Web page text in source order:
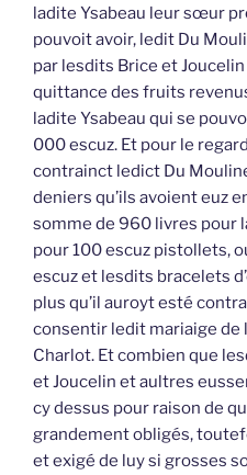
ladite Ysabeau leur sœur
pouvoit avoir, ledit Du
par lesdits Brice et
quittance des fruits
ladite Ysabeau qui se
000 escuz. Et pour le
contrainct ledict Du
deniers qu’ils avoient euz
somme de 960 livres pour
pour 100 escuz pistollets,
escuz et lesdits bracelets
plus qu’il auroyt esté
consentir ledit mariaige de
Charlot. Et combien que
et Joucelin et aultres
cy dessus pour raison de
grandement obligés,
et exigé de luy si grosses